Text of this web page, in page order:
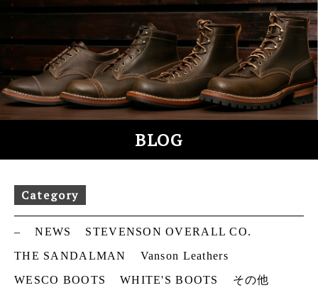
o
c
t
BLOG
Category
– NEWS
STEVENSON OVERALL CO.
THE SANDALMAN
Vanson Leathers
WESCO BOOTS
WHITE'S BOOTS その他